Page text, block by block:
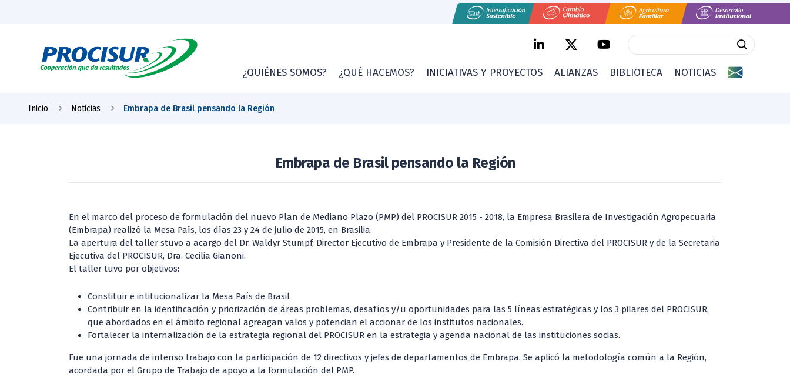
¿QUIÉNES SOMOS? ¿QUÉ HACEMOS? INICIATIVAS Y PROYECTOS ALIANZAS BIBLIOTECA NOTICIAS
Inicio Noticias Embrapa de Brasil pensando la Región
Embrapa de Brasil pensando la Región
En el marco del proceso de formulación del nuevo Plan de Mediano Plazo (PMP) del PROCISUR 2015 - 2018, la Empresa Brasilera de Investigación Agropecuaria
(Embrapa) realizó la Mesa País, los días 23 y 24 de julio de 2015, en Brasilia.
La apertura del taller stuvo a acargo del Dr. Waldyr Stumpf, Director Ejecutivo de Embrapa y Presidente de la Comisión Directiva del PROCISUR y de la Secretaria
Ejecutiva del PROCISUR, Dra. Cecilia Gianoni.
El taller tuvo por objetivos:
Constituir e intitucionalizar la Mesa País de Brasil
Contribuir en la identificación y priorización de áreas problemas, desafíos y/u oportunidades para las 5 líneas estratégicas y los 3 pilares del PROCISUR,
que abordados en el ámbito regional agreagan valos y potencian el accionar de los institutos nacionales.
Fortalecer la internalización de la estrategia regional del PROCISUR en la estrategia y agenda nacional de las instituciones socias.
Fue una jornada de intenso trabajo con la participación de 12 directivos y jefes de departamentos de Embrapa. Se aplicó la metodología común a la Región,
acordada por el Grupo de Trabajo de apoyo a la formulación del PMP.